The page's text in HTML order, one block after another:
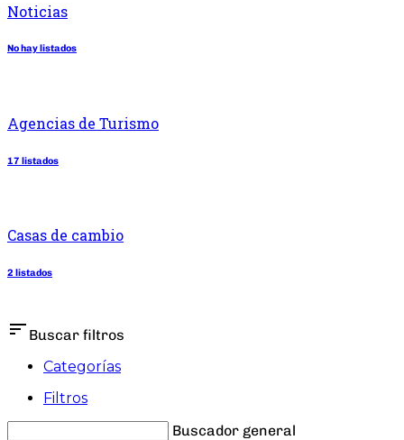
Noticias
No hay listados
Agencias de Turismo
17 listados
Casas de cambio
2 listados
sort Buscar filtros
Categorías
Filtros
Buscador general